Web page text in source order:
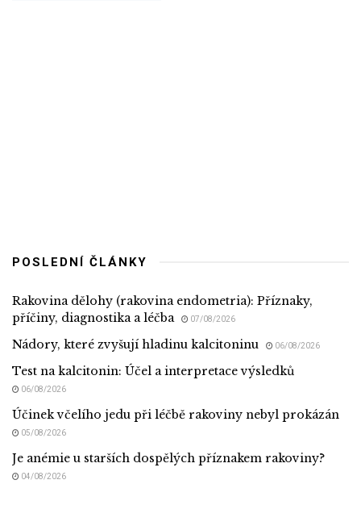
POSLEDNÍ ČLÁNKY
Rakovina dělohy (rakovina endometria): Příznaky,
příčiny, diagnostika a léčba
07/08/2026
Nádory, které zvyšují hladinu kalcitoninu 06/08/2026
Test na kalcitonin: Účel a interpretace výsledků
06/08/2026
Účinek včelího jedu při léčbě rakoviny nebyl prokázán
05/08/2026
Je anémie u starších dospělých příznakem rakoviny?
04/08/2026